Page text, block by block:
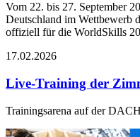
Vom 22. bis 27. September
Deutschland im Wettbewerb
offiziell für die WorldSkills
17.02.2026
Live-Training der
Trainingsarena auf der